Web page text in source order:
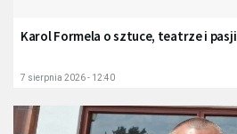
Karol Formela o sztuce, teatrze i pasji
7 sierpnia 2026 - 12:40